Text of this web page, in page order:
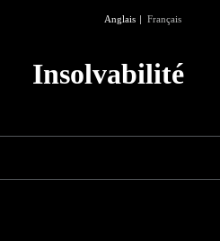
Anglais Français
Insolvabilité